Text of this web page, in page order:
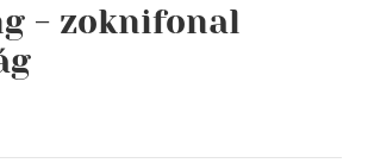
- zoknifonal